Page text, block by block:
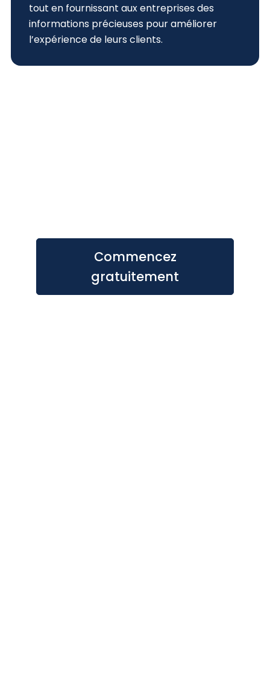
tout en fournissant aux entreprises des
informations précieuses pour améliorer
l’expérience de leurs clients.
Commencez
gratuitement